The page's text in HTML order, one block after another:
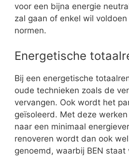
voor een bijna energie
zal gaan of enkel wil
normen.
Energetische
Bij een energetische
oude technieken zoals de
vervangen. Ook wordt het
geïsoleerd. Met deze
naar een minimaal
renoveren wordt dan ook
genoemd, waarbij BEN staat